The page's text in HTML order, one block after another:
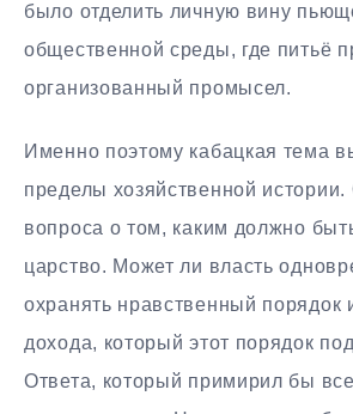
было отделить личную вину
общественной среды, где питьё
организованный промысел.
Именно поэтому кабацкая тема
пределы хозяйственной истории.
вопроса о том, каким должно
царство. Может ли власть
охранять нравственный порядок
дохода, который этот порядок
Ответа, который примирил бы